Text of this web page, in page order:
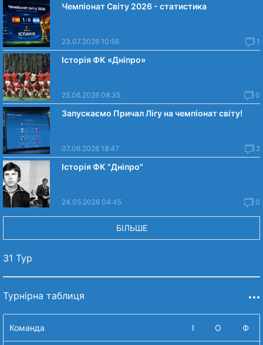
Чемпіонат Світу 2026 - статистика
23.07.2026 10:56 1
Історія ФК «Дніпро»
25.06.2026 08:35 0
Запускаємо Причал Лігу на чемпіонат світу!
07.06.2026 18:47 2
Історія ФК "Дніпро"
24.05.2026 04:45 0
БІЛЬШЕ
31 Тур
Турнірна таблиця
Команда І О Ф